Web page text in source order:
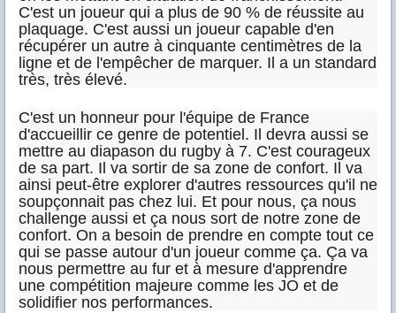
C'est un joueur qui a plus de 90 % de réussite au
plaquage. C'est aussi un joueur capable d'en
récupérer un autre à cinquante centimètres de la
ligne et de l'empêcher de marquer. Il a un standard
très, très élevé.
C'est un honneur pour l'équipe de France
d'accueillir ce genre de potentiel. Il devra aussi se
mettre au diapason du rugby à 7. C'est courageux
de sa part. Il va sortir de sa zone de confort. Il va
ainsi peut-être explorer d'autres ressources qu'il ne
soupçonnait pas chez lui. Et pour nous, ça nous
challenge aussi et ça nous sort de notre zone de
confort. On a besoin de prendre en compte tout ce
qui se passe autour d'un joueur comme ça. Ça va
nous permettre au fur et à mesure d'apprendre
une compétition majeure comme les JO et de
solidifier nos performances.